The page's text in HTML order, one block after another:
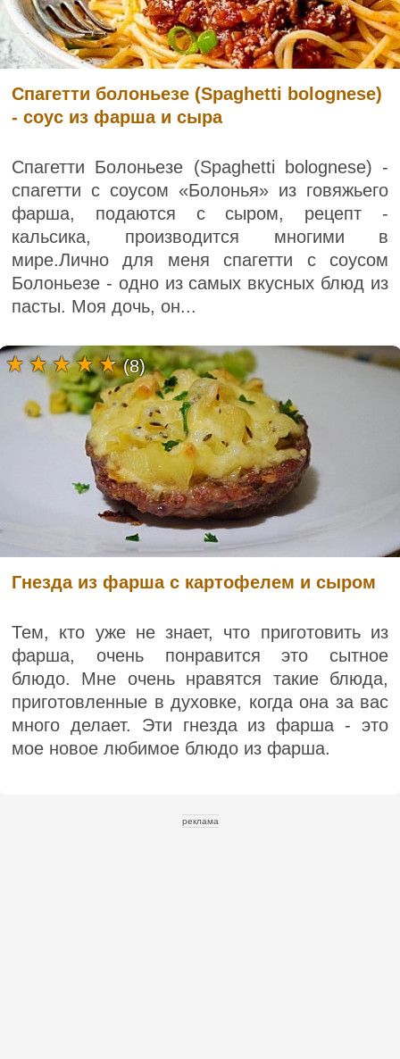
Спагетти болоньезе (Spaghetti bolognese)
- соус из фарша и сыра
Спагетти Болоньезе (Spaghetti bolognese) -
спагетти с соусом «Болонья» из говяжьего
фарша, подаются с сыром, рецепт -
кальсика, производится многими в
мире.Лично для меня спагетти с соусом
Болоньезе - одно из самых вкусных блюд из
пасты. Моя дочь, он...
Гнезда из фарша с картофелем и сыром
Тем, кто уже не знает, что приготовить из
фарша, очень понравится это сытное
блюдо. Мне очень нравятся такие блюда,
приготовленные в духовке, когда она за вас
много делает. Эти гнезда из фарша - это
мое новое любимое блюдо из фарша.
(8)
реклама